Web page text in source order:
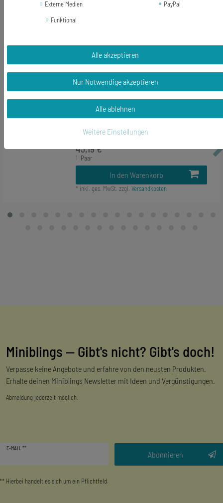
-14%
Trompeten Ohrringe Miniblings
Hänger Trompete Instrument Musik
925 Echtsilber
49,99 €
43,19 € *
1 Paar
In den Warenkorb
* inkl. ges. MwSt. zzgl. Versandkosten
Miniblings — Gibt's nicht? Gibt's doch!
Verpasse keine Angebote und erfahre von den neusten Produkten.
Erhalte deinen Miniblings Newsletter mit Ideen und Vergünstigungen.
Abmeldung jederzeit möglich.
E-MAIL **
Abonnieren
** Hierbei handelt es sich um ein Pflichtfeld.
Externe Medien
PayPal
Funktional
Alle akzeptieren
Nur Notwendige akzeptieren
Alle ablehnen
Weitere Einstellungen